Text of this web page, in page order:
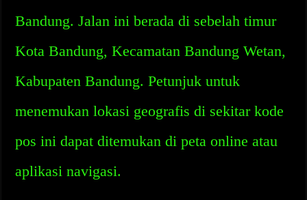
Bandung. Jalan ini berada di sebelah timur
Kota Bandung, Kecamatan Bandung Wetan,
Kabupaten Bandung. Petunjuk untuk
menemukan lokasi geografis di sekitar kode
pos ini dapat ditemukan di peta online atau
aplikasi navigasi.